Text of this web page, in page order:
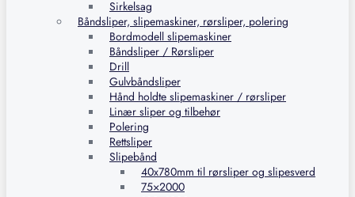
Sirkelsag
Båndsliper, slipemaskiner, rørsliper, polering
Bordmodell slipemaskiner
Båndsliper / Rørsliper
Drill
Gulvbåndsliper
Hånd holdte slipemaskiner / rørsliper
Linær sliper og tilbehør
Polering
Rettsliper
Slipebånd
40x780mm til rørsliper og slipesverd
75×2000